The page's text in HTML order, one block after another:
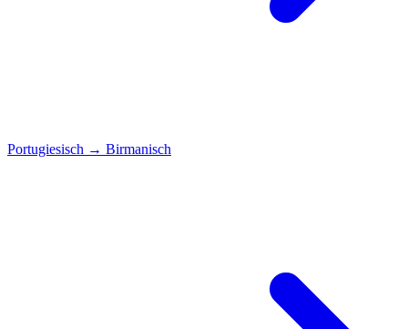
Portugiesisch → Birmanisch